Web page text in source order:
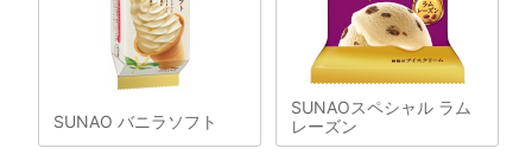
SUNAO バニラソフト
SUNAOスペシャル ラム
レーズン